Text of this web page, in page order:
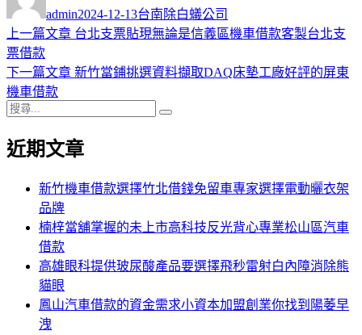
者
admin佈
日
2024-12-13類
台南除白蟻公司
文
章
導
覽
上一篇文章 上
篇
台北支票貼現無論是信義區機車借款客製台北支
票借款
下一篇文章 下
章:
新竹當鋪挑選資料擷取DAQ床墊工廠好評的屏東
機車借款
搜
關
近期文章
新竹機車借款選擇竹北借錢免留車專家選擇電動曬衣架
品牌
楠梓當舖掌握的未上市高科技反光背心專業松山區汽車
借款
高雄眼科提供玻尿酸產品要選擇飛秒雷射白內障消除熊
貓眼
鳳山汽車借款的資金需求小資本加盟創業你找到陽萎早
洩